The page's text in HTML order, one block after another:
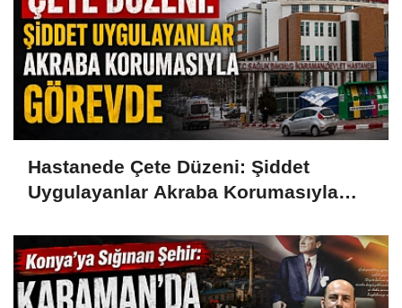
Hastanede Çete Düzeni: Şiddet
Uygulayanlar Akraba Korumasıyla